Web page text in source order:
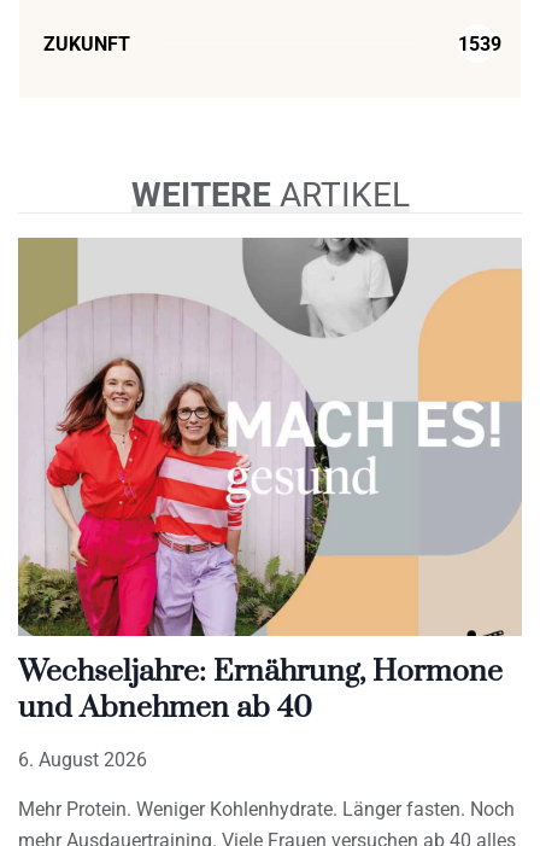
ZUKUNFT 1539
WEITEREARTIKEL
Wechseljahre: Ernährung, Hormone
und Abnehmen ab 40
6. August 2026
Mehr Protein. Weniger Kohlenhydrate. Länger fasten. Noch
mehr Ausdauertraining. Viele Frauen versuchen ab 40 alles